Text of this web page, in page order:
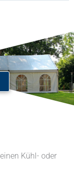
Kühl- oder